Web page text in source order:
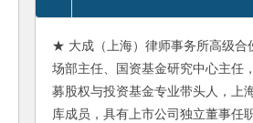
★ 大成（上海）律师事务所高级合
场部主任、国资基金研究中心主任
募股权与投资基金专业带头人，上
库成员，具有上市公司独立董事任